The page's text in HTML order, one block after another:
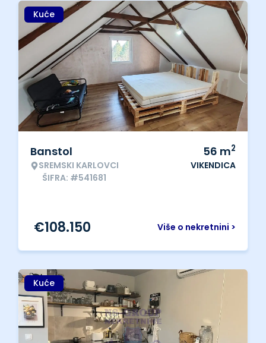
Kuće
Banstol
SREMSKI KARLOVCI
ŠIFRA: #541681
56 m2
VIKENDICA
Više o nekretnini >
€108.150
Kuće